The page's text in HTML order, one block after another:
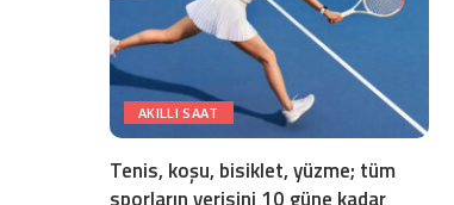
AKILLI SAAT
Tenis, koşu, bisiklet, yüzme; tüm